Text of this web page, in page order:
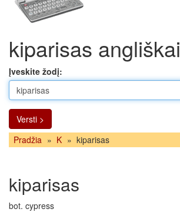
kiparisas angliškai
Įveskite žodį:
Versti >
Pradžia » K » kiparisas
kiparisas
bot. cypress